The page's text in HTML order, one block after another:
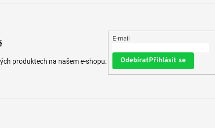
produktech na našem e-shopu.
E-mail
Přihlásit se